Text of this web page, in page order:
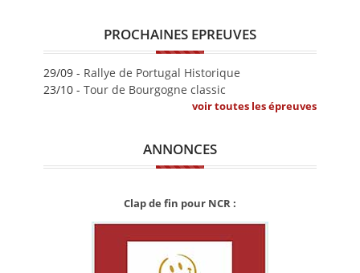
PROCHAINES EPREUVES
29/09 - Rallye de Portugal Historique
23/10 - Tour de Bourgogne classic
voir toutes les épreuves
ANNONCES
Clap de fin pour NCR :